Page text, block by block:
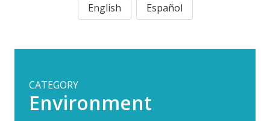
English Español
CATEGORY
Environment